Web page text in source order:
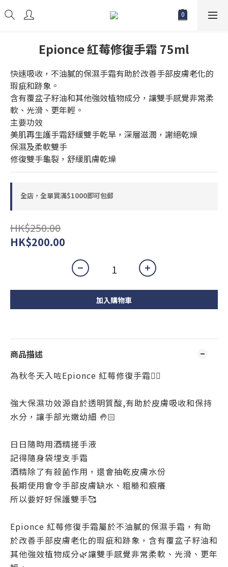
Epionce 紅莓修復手霜 75ml
快速吸收，不油膩的保濕手霜有助於改善手部皮膚老化的
瑕疵和跡象。
含有覆盆子籽油和其他強效植物成分，讓雙手感覺非常柔
軟、光滑、更年輕。
主要功效
美肌再生護手霜舒緩雙手乾旱，深層滋潤，謝絕乾燥
保濕及柔軟雙手
修復雙手龜裂，舒緩肌膚乾燥
全店，全單買滿$1000即可包郵
HK$250.00
HK$200.00
加入購物車
商品描述
為秋冬天入咗Epionce 紅莓修復手霜✋🏻
強大保濕功效源自於透明質酸,有助於皮膚吸收和保持
水分，讓手部光嫩幼細 🤚🏻
日日隨時用酒精搓手液
記得隨身袋埋支手霜
酒精除了有殺菌作用，還會抽乾皮膚水份
長期使用會令手部皮膚缺水、粗糙和痕癢
所以要好好保護雙手🥰
Epionce 紅莓修復手霜屬於不油膩的保濕手霜，有助
於改善手部皮膚老化的瑕疵和跡象，含有覆盆子籽油和
其他強效植物成分🌿讓雙手感覺非常柔軟、光滑、更年